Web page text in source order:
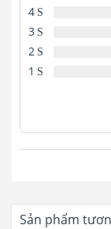
4
3
2
1
Sản phẩm